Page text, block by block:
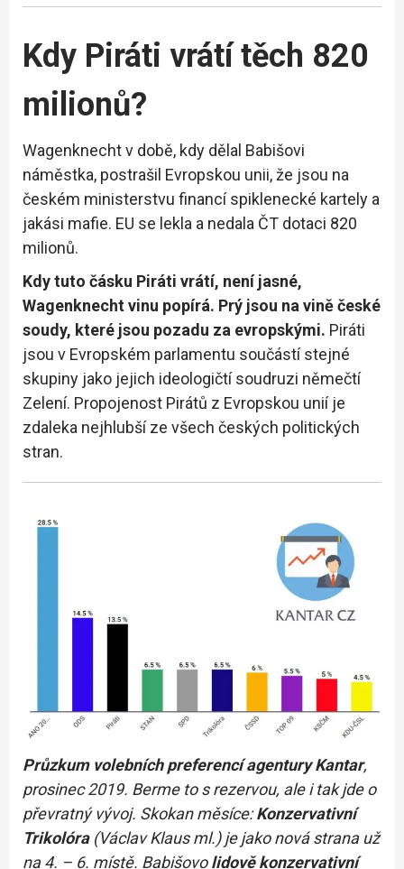
Kdy Piráti vrátí těch 820
milionů?
Wagenknecht v době, kdy dělal Babišovi
náměstka, postrašil Evropskou unii, že jsou na
českém ministerstvu financí spiklenecké kartely a
jakási mafie. EU se lekla a nedala ČT dotaci 820
milionů.
Kdy tuto čásku Piráti vrátí, není jasné,
Wagenknecht vinu popírá. Prý jsou na vině české
soudy, které jsou pozadu za evropskými. Piráti
jsou v Evropském parlamentu součástí stejné
skupiny jako jejich ideologičtí soudruzi němečtí
Zelení. Propojenost Pirátů z Evropskou unií je
zdaleka nejhlubší ze všech českých politických
stran.
Průzkum volebních preferencí agentury Kantar,
prosinec 2019. Berme to s rezervou, ale i tak jde o
převratný vývoj. Skokan měsíce:Konzervativní
Trikolóra(Václav Klaus ml.) je jako nová strana už
na 4. – 6. místě. Babišovolidově konzervativní